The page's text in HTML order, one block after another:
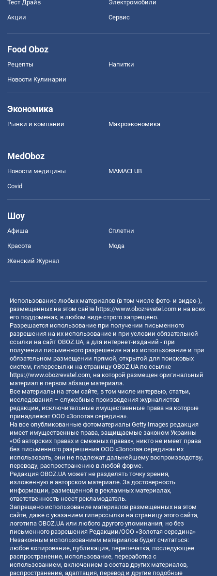
Тест Драйв Электромобили
Акции Сервис
Food Oboz
Рецепты Напитки
Новости Кулинарии
Экономика
Рынки и компании Mакроэкономика
MedOboz
Новости медицины MAMACLUB
Covid
Шоу
Афиша Сплетни
Красота Мода
Женский Журнал
Использование любых материалов (в том числе фото- и видео-),
размещенных на этом сайте https://www.obozrevatel.com и на всех
его поддоменах, в любом виде строго запрещено.
Разрешается использование при получении письменного
разрешения на их использование и при условии обязательной
ссылки на сайт OBOZ.UA, а для интернет-изданий - при
получении письменного разрешения на их использование и при
обязательном размещении прямой, открытой для поисковых
систем, гиперссылки на страницу OBOZ.UA по ссылке
https://www.obozrevatel.com, на которой размещен оригинальный
материал в первом абзаце материала.
Все материалы на этом сайте, в том числе интервью, статьи,
исследования – служебные произведения журналистов
редакции, исключительные имущественные права на которые
принадлежат ООО «Золотая середина».
На все опубликованные фотоматериалы Getty Images редакция
имеет имущественные права, защищаемые законом Украины
«Об авторских правах и смежных правах», никто не имеет права
без письменного разрешения ООО «Золотая середина» их
использовать, они не подлежат дальнейшему воспроизводству,
переводу, распространению в любой форме.
Редакция OBOZ.UA может не разделять точку зрения,
изложенную в авторском материале. За достоверность
информации, размещенной в рекламных материалах,
ответственность несет рекламодатель.
Запрещено использование материалов размещенных на этом
сайте, даже с указанием гиперссылки на страницу этого сайта,
логотипа OBOZ.UA или любого другого упоминания, но без
письменного разрешения Редакции/ООО «Золотая середина»
Незаконным использованием материалов будет считаться:
любое копирование, публикация, перепечатка, последующее
распространение, использование, переработка с
использованием, включением в состав других материалов,
распространение, адаптация, перевод и другие подобные